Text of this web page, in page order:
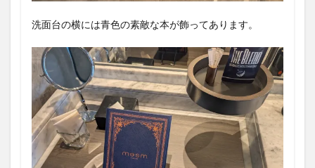
洗面台の横には青色の素敵な本が飾ってあります。